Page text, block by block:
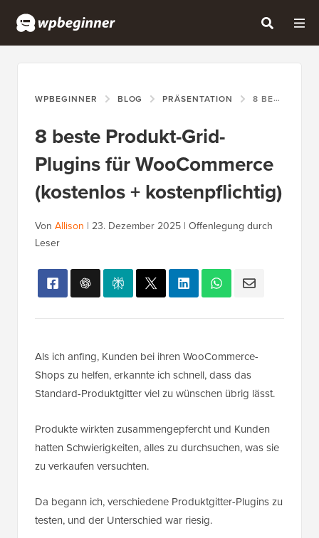
WPBEGINNER BLOG PRÄSENTATION 8 BESTE PRODUKT-GRID-PLUGINS FÜR WOOCOMMERCE (KOSTENLOS + KOSTENPFLICHTIG)
8 beste Produkt-Grid-
Plugins für WooCommerce
(kostenlos + kostenpflichtig)
Von Allison | 23. Dezember 2025 | Offenlegung durch
Leser
Als ich anfing, Kunden bei ihren WooCommerce-
Shops zu helfen, erkannte ich schnell, dass das
Standard-Produktgitter viel zu wünschen übrig lässt.
Produkte wirkten zusammengepfercht und Kunden
hatten Schwierigkeiten, alles zu durchsuchen, was sie
zu verkaufen versuchten.
Da begann ich, verschiedene Produktgitter-Plugins zu
testen, und der Unterschied war riesig.